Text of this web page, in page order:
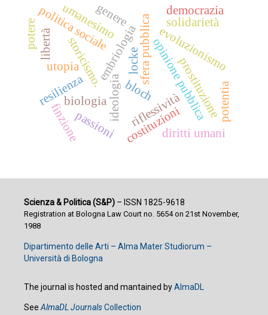
ideologia opinione pubblica
riflessività
sfera pubblica
costituzioni
embriologia evoluzionismo
biologia
storicismo.
solidarietà
resilienza
democrazia
prostituzione
diritti umani
genere
politica sociale
utopia
bloch
finzione
libertà
locke
potere
potentia
passioni
umanesimo
Scienza & Politica (S&P)– ISSN 1825-9618
Registration at Bologna Law Court no. 5654 on 21st November,
1988
Dipartimento delle Arti – Alma Mater Studiorum –
Università di Bologna
The journal is hosted and mantained byAlmaDL
See AlmaDL JournalsCollection